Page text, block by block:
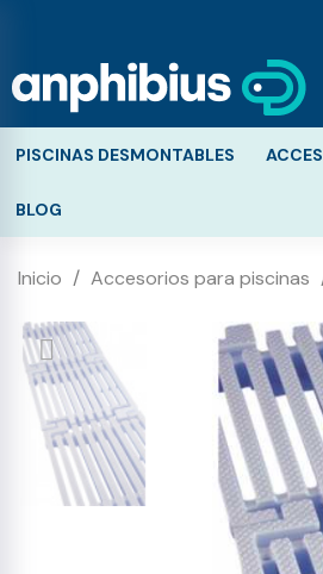
PISCINAS DESMONTABLES
BLOG
Inicio Accesorios para piscinas